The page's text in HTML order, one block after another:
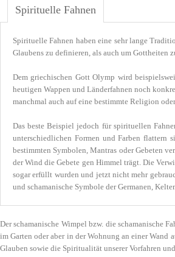
Spirituelle Fahnen
Spirituelle Fahnen haben eine sehr lange
Glaubens zu definieren, als auch um Gottheiten
Dem griechischen Gott Olymp wird
heutigen Wappen und Länderfahnen noch
manchmal auch auf eine bestimmte Religion
Das beste Beispiel jedoch für spirituellen
unterschiedlichen Formen und Farben
bestimmten Symbolen, Mantras oder Gebeten
der Wind die Gebete gen Himmel trägt. Die
sogar erfüllt wurden und jetzt nicht mehr
und schamanische Symbole der Germanen,
Der schamanische Wimpel bzw. die schamanische
im Garten oder aber in der Wohnung an einer Wand
Glauben sowie die Spiritualität unserer Vorfahren